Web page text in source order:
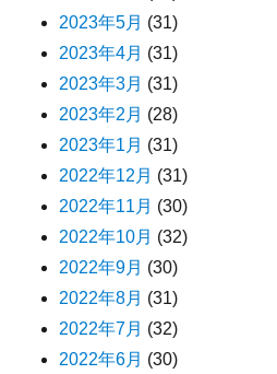
2023年5月 (31)
2023年4月 (31)
2023年3月 (31)
2023年2月 (28)
2023年1月 (31)
2022年12月 (31)
2022年11月 (30)
2022年10月 (32)
2022年9月 (30)
2022年8月 (31)
2022年7月 (32)
2022年6月 (30)